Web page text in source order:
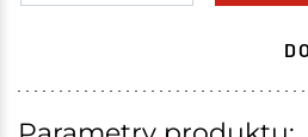
Choceň